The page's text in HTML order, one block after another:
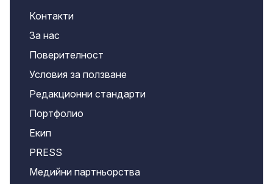
Контакти
За нас
Поверителност
Условия за ползване
Редакционни стандарти
Портфолио
Екип
PRESS
Медийни партньорства